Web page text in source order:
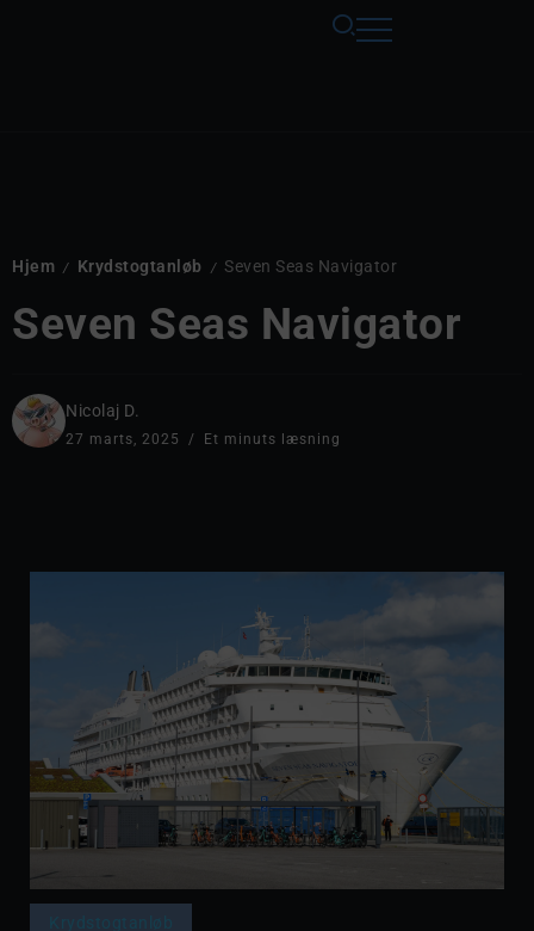
Hjem / Krydstogtanløb / Seven Seas Navigator
Seven Seas Navigator
Nicolaj D.
27 marts, 2025 Et minuts læsning